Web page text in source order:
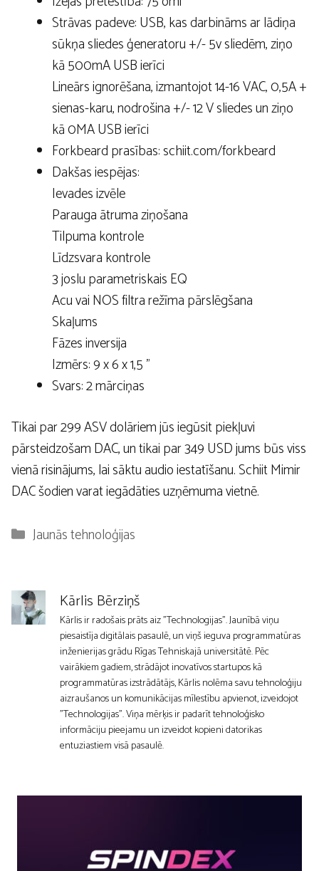
Strāvas padeve: USB, kas darbināms ar lādiņa
sūkņa sliedes ģeneratoru +/- 5v sliedēm, ziņo
kā 500mA USB ierīci
Lineārs ignorēšana, izmantojot 14-16 VAC, 0,5A +
sienas-karu, nodrošina +/- 12 V sliedes un ziņo
kā 0MA USB ierīci
Forkbeard prasības: schiit.com/forkbeard
Dakšas iespējas:
Ievades izvēle
Parauga ātruma ziņošana
Tilpuma kontrole
Līdzsvara kontrole
3 joslu parametriskais EQ
Acu vai NOS filtra režīma pārslēgšana
Skaļums
Fāzes inversija
Izmērs: 9 x 6 x 1,5 ”
Svars: 2 mārciņas
Tikai par 299 ASV dolāriem jūs iegūsit piekļuvi
pārsteidzošam DAC, un tikai par 349 USD jums būs viss
vienā risinājums, lai sāktu audio iestatīšanu. Schiit Mimir
DAC šodien varat iegādāties uzņēmuma vietnē.
Kategorijas
Jaunās tehnoloģijas
Kārlis Bērziņš
Kārlis ir radošais prāts aiz "Technologijas". Jaunībā viņu
piesaistīja digitālais pasaulē, un viņš ieguva programmatūras
inženierijas grādu Rīgas Tehniskajā universitātē. Pēc
vairākiem gadiem, strādājot inovatīvos startupos kā
programmatūras izstrādātājs, Kārlis nolēma savu tehnoloģiju
aizraušanos un komunikācijas mīlestību apvienot, izveidojot
"Technologijas". Viņa mērķis ir padarīt tehnoloģisko
informāciju pieejamu un izveidot kopieni datorikas
entuziastiem visā pasaulē.